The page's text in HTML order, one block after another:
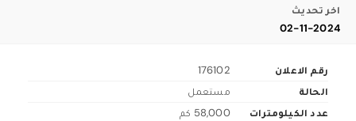
اخر تحديث
02-11-2024
رقم الاعلان
176102
الحالة
مستعمل
عدد الكيلومترات
58,000 كم